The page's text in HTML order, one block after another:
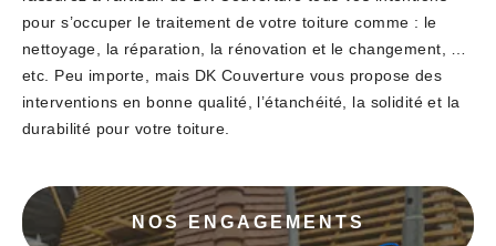
pour s’occuper le traitement de votre toiture comme : le
nettoyage, la réparation, la rénovation et le changement, …
etc. Peu importe, mais DK Couverture vous propose des
interventions en bonne qualité, l’étanchéité, la solidité et la
durabilité pour votre toiture.
NOS ENGAGEMENTS